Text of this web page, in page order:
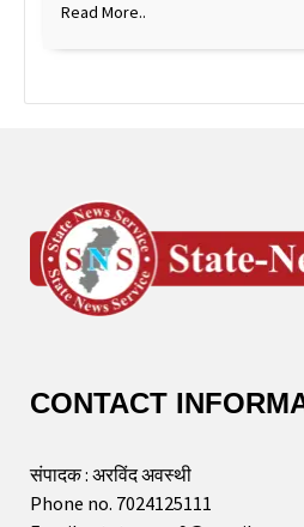
Read More..
CONTACT
संपादक : अरविंद अवस्थी
Phone no. 7024125111